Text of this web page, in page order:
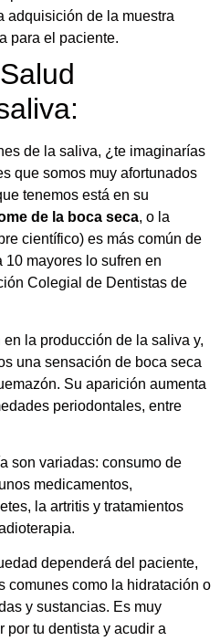
adquisición de la muestra
para el paciente.
de la saliva, ¿te imaginarías
que somos muy afortunados
tenemos está en su
de la boca seca, o la
científico) es más común de
10 mayores lo sufren en
Colegial de Dentistas de
la producción de la saliva y,
una sensación de boca seca
Su aparición aumenta
periodontales, entre
son variadas: consumo de
medicamentos,
la artritis y tratamientos
dependerá del paciente,
comunes como la hidratación o
y sustancias. Es muy
por tu dentista y acudir a